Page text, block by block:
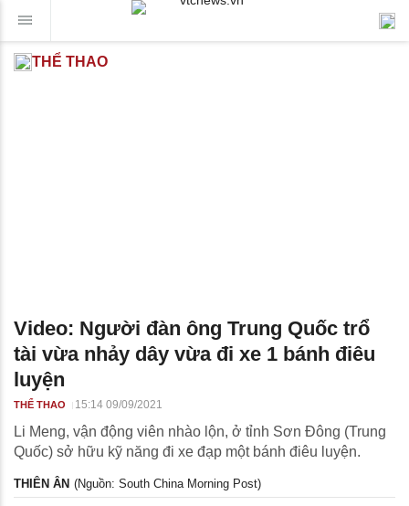
THỂ THAO
Video: Người đàn ông Trung Quốc trổ
tài vừa nhảy dây vừa đi xe 1 bánh điêu
luyện
THỂ THAO 15:14 09/09/2021
Li Meng, vận động viên nhào lộn, ở tỉnh Sơn Đông (Trung
Quốc) sở hữu kỹ năng đi xe đạp một bánh điêu luyện.
THIÊN ÂN (Nguồn: South China Morning Post)